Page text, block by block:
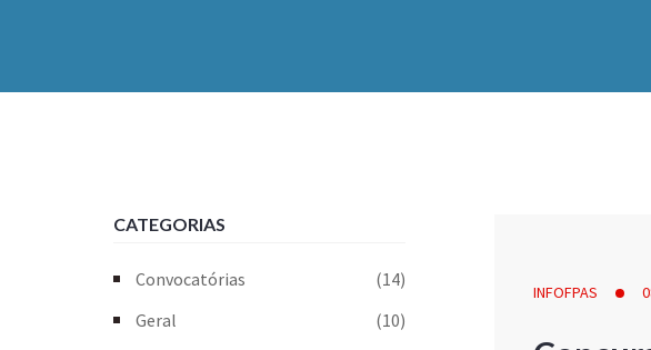
INFOFPAS
CATEGORIAS
Convocatórias
(14)
Geral
(10)